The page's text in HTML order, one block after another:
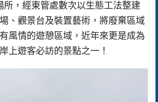
所，經東管處數次以生態工法整建
、觀景台及裝置藝術，將廢棄區域
風情的遊憩區域，近年來更是成為
上遊客必訪的景點之一！